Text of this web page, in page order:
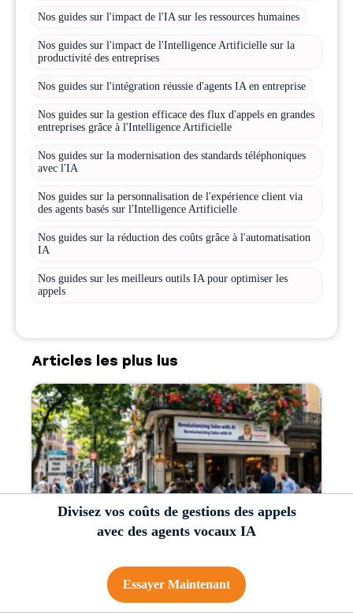
Divisez vos coûts de gestions des appels
avec des agents vocaux IA
Essayer Maintenant
Nos guides sur l'impact de l'IA sur les ressources humaines
Nos guides sur l'impact de l'Intelligence Artificielle sur la
productivité des entreprises
Nos guides sur l'intégration réussie d'agents IA en entreprise
Nos guides sur la gestion efficace des flux d'appels en grandes
entreprises grâce à l'Intelligence Artificielle
Nos guides sur la modernisation des standards téléphoniques
avec l'IA
Nos guides sur la personnalisation de l'expérience client via
des agents basés sur l'Intelligence Artificielle
Nos guides sur la réduction des coûts grâce à l'automatisation
IA
Nos guides sur les meilleurs outils IA pour optimiser les
appels
Articles les plus lus